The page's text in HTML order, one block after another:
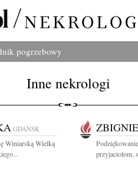
pogrzebowy
Inne nekrologi
GDAŃSK
Winiarską Wielką
przyjaciołom,